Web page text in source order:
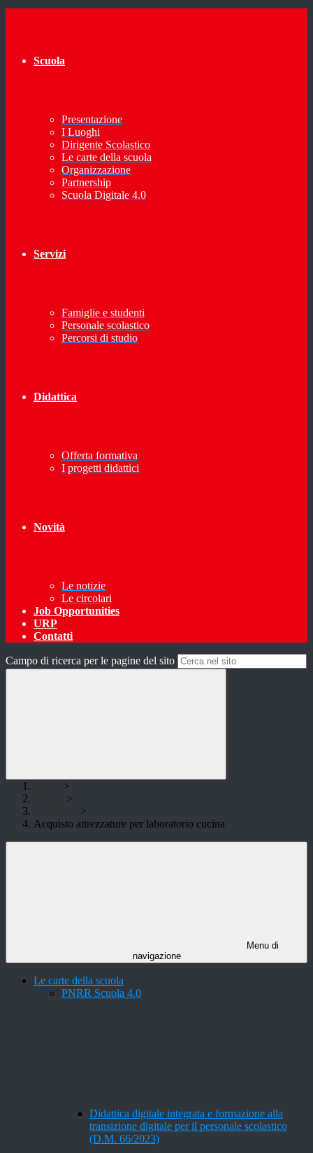
Scuola
Presentazione
I Luoghi
Dirigente Scolastico
Le carte della scuola
Organizzazione
Partnership
Scuola Digitale 4.0
Servizi
Famiglie e studenti
Personale scolastico
Percorsi di studio
Didattica
Offerta formativa
I progetti didattici
Novità
Le notizie
Le circolari
Job Opportunities
URP
Contatti
Campo di ricerca per le pagine del sito
>
>
>
Acquisto attrezzature per laboratorio cucina
Menu di
navigazione
Le carte della scuola
PNRR Scuola 4.0
Didattica digitale integrata e formazione alla
transizione digitale per il personale scolastico
(D.M. 66/2023)